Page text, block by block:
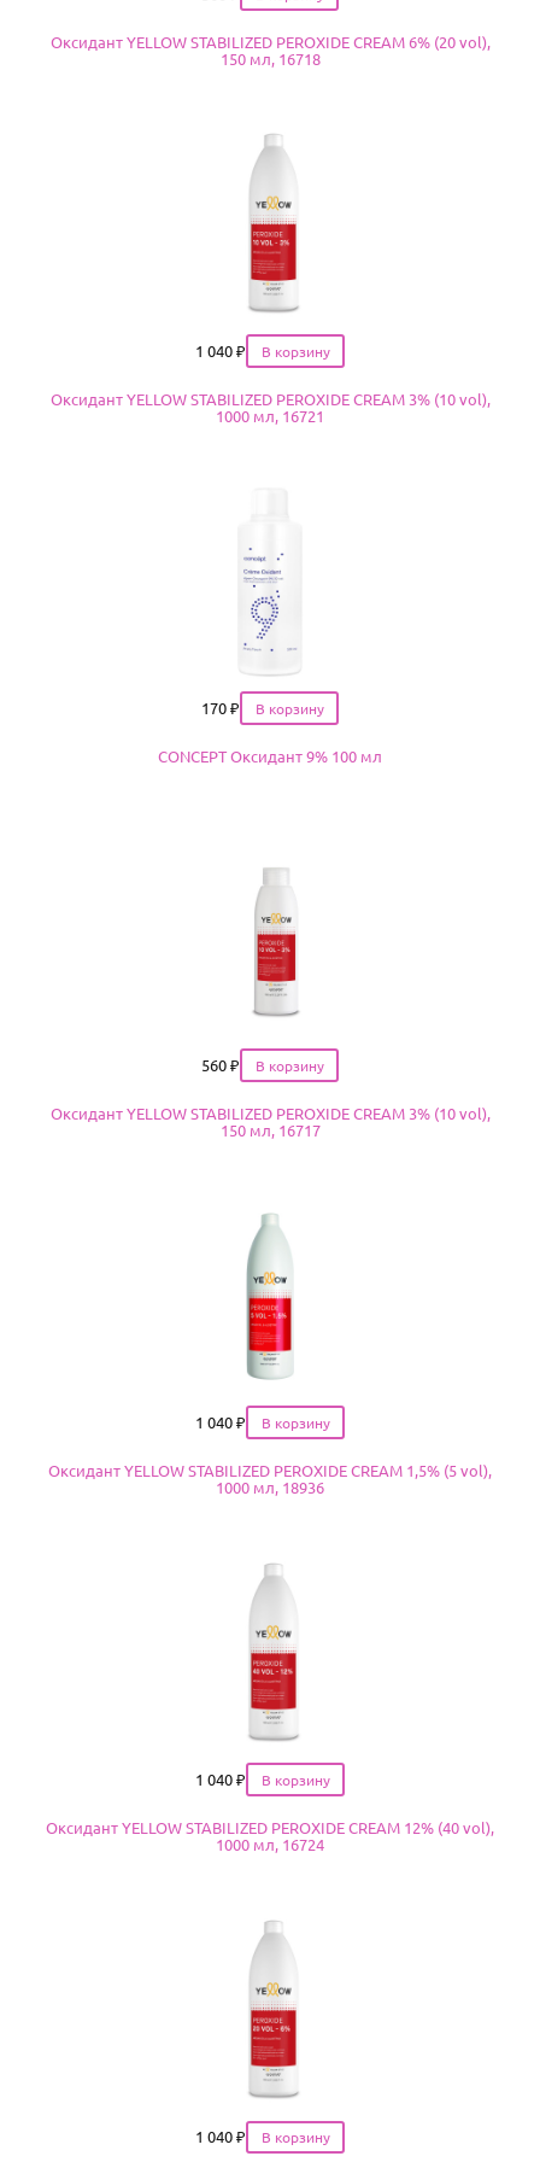
Оксидант YELLOW STABILIZED PEROXIDE CREAM 6% (20 vol),
150 мл, 16718
Цена
1 040 ₽
Оксидант YELLOW STABILIZED PEROXIDE CREAM 3% (10 vol),
1000 мл, 16721
Цена
170 ₽
CONCEPT Оксидант 9% 100 мл
Цена
560 ₽
Оксидант YELLOW STABILIZED PEROXIDE CREAM 3% (10 vol),
150 мл, 16717
Цена
1 040 ₽
Оксидант YELLOW STABILIZED PEROXIDE CREAM 1,5% (5 vol),
1000 мл, 18936
Цена
1 040 ₽
Оксидант YELLOW STABILIZED PEROXIDE CREAM 12% (40 vol),
1000 мл, 16724
Цена
1 040 ₽